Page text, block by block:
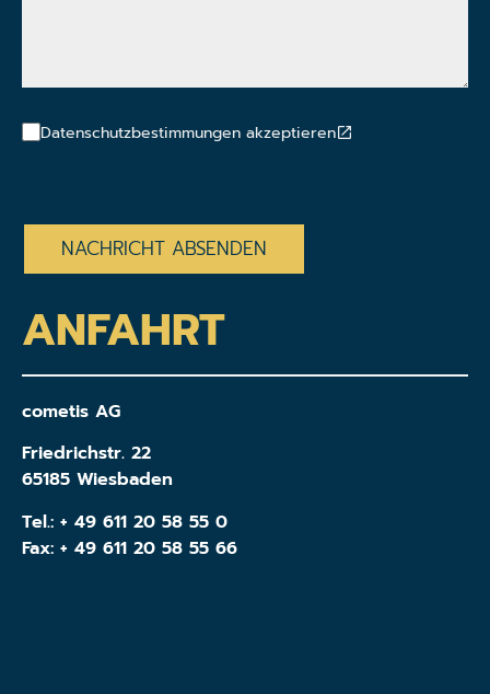
Datenschutzbestimmungen akzeptieren
ANFAHRT
cometis AG
Friedrichstr. 22
65185 Wiesbaden
Tel.: + 49 611 20 58 55 0
Fax: + 49 611 20 58 55 66